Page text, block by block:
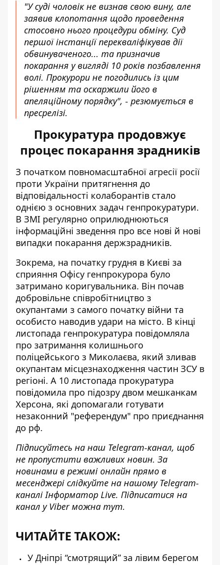
"У суді чоловік не визнав свою вину, але
заявив клопотання щодо проведення
стосовно нього процедури обміну. Суд
першої інстанції перекваліфікував дії
обвинуваченого... та призначив
покарання у вигляді 10 років позбавлення
волі. Прокурори не погодились із цим
рішенням та оскаржили його в
апеляційному порядку", - резюмується в
пресрелізі.
Прокуратура продовжує
процес покарання зрадників
З початком повномасштабної агресії росії
проти України притягнення до
відповідальності колаборантів стало
однією з основних задач генпрокуратури.
В ЗМІ регулярно оприлюднюються
інформаційні зведення про все нові й нові
випадки покарання держзрадників.
Зокрема, на початку грудня в Києві за
сприяння Офісу генпрокурора було
затримано коригувальника. Він почав
добровільне співробітництво з
окупантами з самого початку війни та
особисто наводив удари на місто. В кінці
листопада генпрокуратура повідомляла
про затримання колишнього
поліцейського з Миколаєва, який зливав
окупантам місцезнаходження частин ЗСУ в
регіоні. А 10 листопада прокуратура
повідомила про підозру двом мешканкам
Херсона, які допомагали готувати
незаконний "референдум" про приєднання
до рф.
Підписуйтесь на наш Telegram-канал, щоб
не пропустити важливих новин. За
новинами в режимі онлайн прямо в
месенджері слідкуйте на нашому Telegram-
каналіІнформатор Live. Підписатися на
канал у Viber можна тут.
ЧИТАЙТЕ ТАКОЖ:
У Дніпрі “смотрящий” за лівим берегом